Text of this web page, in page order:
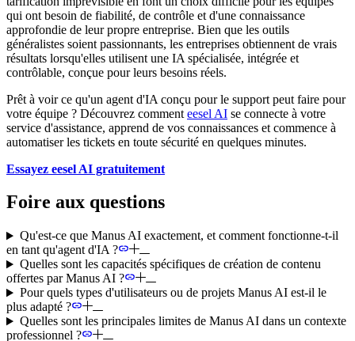
qui ont besoin de fiabilité, de contrôle et d'une connaissance
approfondie de leur propre entreprise. Bien que les outils
généralistes soient passionnants, les entreprises obtiennent de vrais
résultats lorsqu'elles utilisent une IA spécialisée, intégrée et
contrôlable, conçue pour leurs besoins réels.
Prêt à voir ce qu'un agent d'IA conçu pour le support peut faire pour
votre équipe ? Découvrez comment eesel AI se connecte à votre
service d'assistance, apprend de vos connaissances et commence à
automatiser les tickets en toute sécurité en quelques minutes.
Essayez eesel AI gratuitement
Foire aux questions
Qu'est-ce que Manus AI exactement, et comment fonctionne-t-il
en tant qu'agent d'IA ?
Quelles sont les capacités spécifiques de création de contenu
offertes par Manus AI ?
Pour quels types d'utilisateurs ou de projets Manus AI est-il le
plus adapté ?
Quelles sont les principales limites de Manus AI dans un contexte
professionnel ?